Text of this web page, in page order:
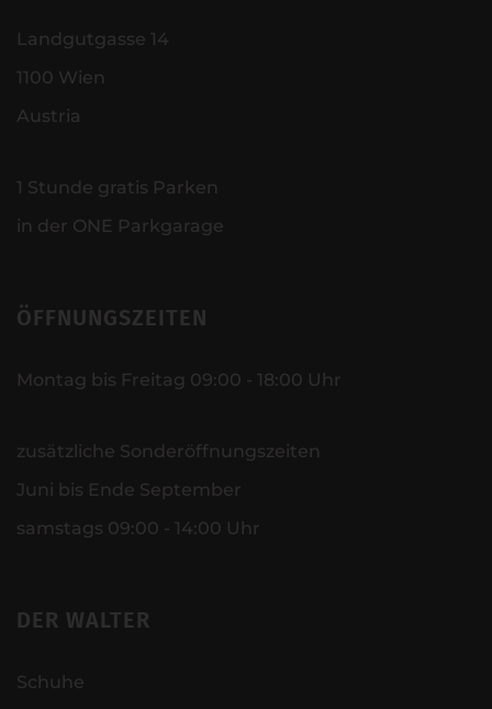
Landgutgasse 14
1100 Wien
Austria
1 Stunde gratis Parken
in der ONE Parkgarage
ÖFFNUNGSZEITEN
Montag bis Freitag 09:00 - 18:00 Uhr
zusätzliche Sonderöffnungszeiten
Juni bis Ende September
samstags 09:00 - 14:00 Uhr
DER WALTER
Schuhe